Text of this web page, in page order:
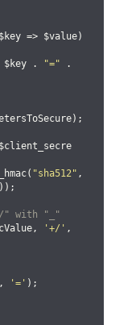
=> $value)
$key .
"=" .
"sha512" ,
));
" with "_"
'+/'
'=' );